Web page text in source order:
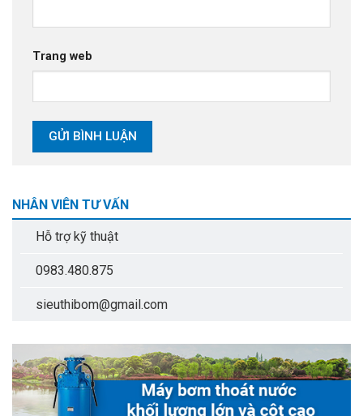
Trang web
NHÂN VIÊN TƯ VẤN
Hỗ trợ kỹ thuật
0983.480.875
sieuthibom@gmail.com